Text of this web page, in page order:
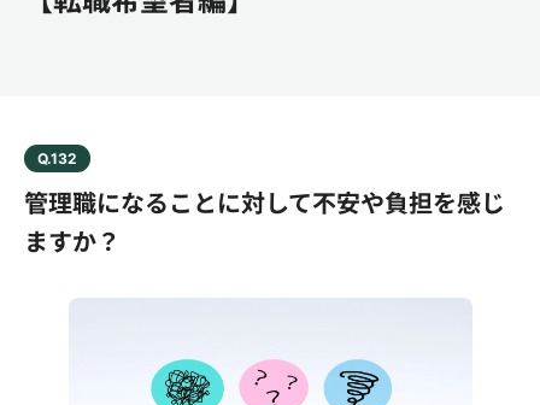
Q.132
管理職になることに対して不安や負担を感じ
ますか？